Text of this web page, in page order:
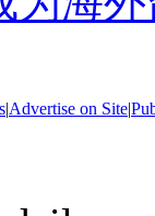
|Advertise on Site|